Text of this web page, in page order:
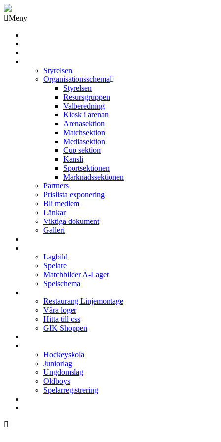
Meny
Styrelsen
Organisationsschema
Styrelsen
Resursgruppen
Valberedning
Kiosk i arenan
Arenasektion
Matchsektion
Mediasektion
Cup sektion
Kansli
Sportsektionen
Marknadssektionen
Partners
Prislista exponering
Bli medlem
Länkar
Viktiga dokument
Galleri
Lagbild
Spelare
Matchbilder A-Laget
Spelschema
Restaurang Linjemontage
Våra loger
Hitta till oss
GIK Shoppen
Hockeyskola
Juniorlag
Ungdomslag
Oldboys
Spelarregistrering